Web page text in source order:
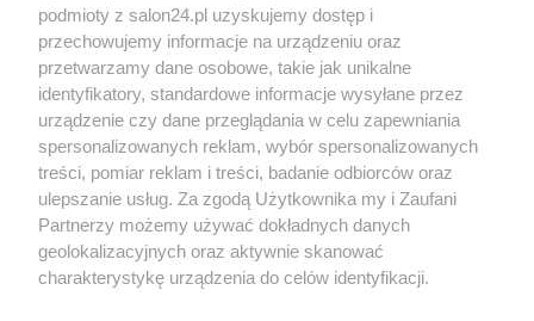
Społeczeństwo
Kultura
X Facebook Instagram Youtube
podmioty z salon24.pl uzyskujemy dostęp i
przechowujemy informacje na urządzeniu oraz
przetwarzamy dane osobowe, takie jak unikalne
identyfikatory, standardowe informacje wysyłane przez
urządzenie czy dane przeglądania w celu zapewniania
spersonalizowanych reklam, wybór spersonalizowanych
treści, pomiar reklam i treści, badanie odbiorców oraz
ulepszanie usług. Za zgodą Użytkownika my i Zaufani
Partnerzy możemy używać dokładnych danych
geolokalizacyjnych oraz aktywnie skanować
charakterystykę urządzenia do celów identyfikacji.